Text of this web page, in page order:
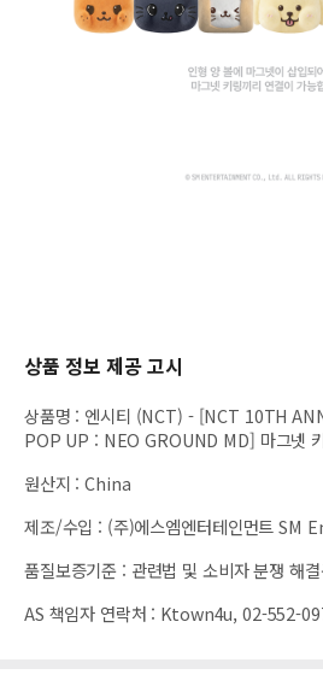
상품 정보 제공 고시
상품명 : 엔시티 (NCT) - [NCT 10TH
POP UP : NEO GROUND MD] 마그넷
원산지 :China
제조/수입 : (주)에스엠엔터테인먼트
품질보증기준 : 관련법 및 소비자 분쟁 해
AS 책임자 연락처 : Ktown4u, 02-552-